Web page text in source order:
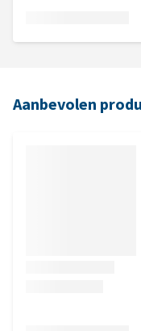
Aanbevolen